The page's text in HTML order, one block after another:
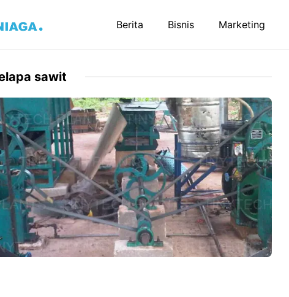
Berita Bisnis Marketing
sawit